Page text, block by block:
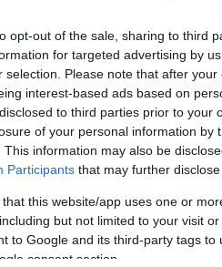
opt-out of the sale, sharing to third
for targeted advertising by
selection. Please note that after
interest-based ads based on
to third parties prior to your
of your personal information by
This information may also be
Participants that may further
that this website/app uses one or
but not limited to your visit
to Google and its third-party tags
consent section.
Hartwigiem; Hartwigom;